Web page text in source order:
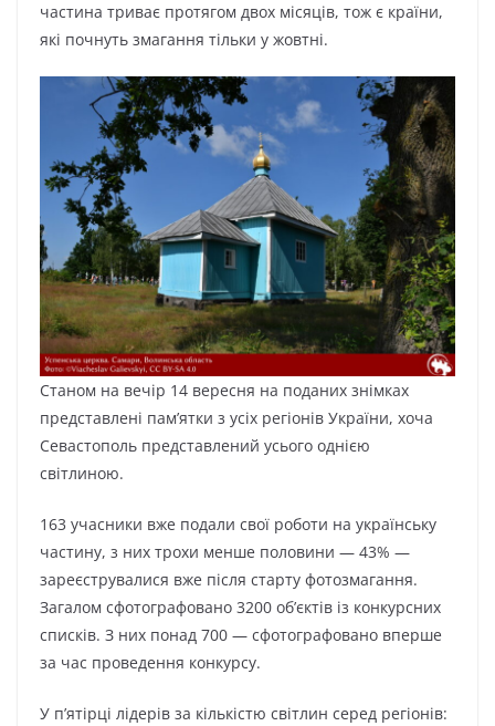
частина триває протягом двох місяців, тож є країни,
які почнуть змагання тільки у жовтні.
Станом на вечір 14 вересня на поданих знімках
представлені пам’ятки з усіх регіонів України, хоча
Севастополь представлений усього однією
світлиною.
163 учасники вже подали свої роботи на українську
частину, з них трохи менше половини — 43% —
зареєструвалися вже після старту фотозмагання.
Загалом сфотографовано 3200 об’єктів із конкурсних
списків. З них понад 700 — сфотографовано вперше
за час проведення конкурсу.
У п’ятірці лідерів за кількістю світлин серед регіонів: